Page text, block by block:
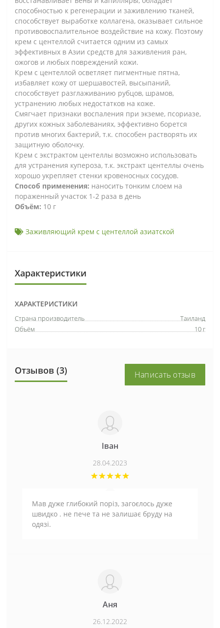
способностью к регенерации и заживлению тканей,
способствует выработке коллагена, оказывает сильное
противовоспалительное воздействие на кожу. Поэтому
крем с центеллой считается одним из самых
эффективных в Азии средств для заживления ран,
ожогов и любых повреждений кожи.
Крем с центеллой осветляет пигментные пятна,
избавляет кожу от шершавостей, высыпаний,
способствует разглаживанию рубцов, шрамов,
устранению любых недостатков на коже.
Смягчает признаки воспаления при экземе, псориазе,
других кожных заболеваниях, эффективно борется
против многих бактерий, т.к. способен растворять их
защитную оболочку.
Крем с экстрактом центеллы возможно использовать
для устранения купероза, т.к. экстракт центеллы очень
хорошо укрепляет стенки кровеносных сосудов.
Способ применения: наносить тонким слоем на
пораженный участок 1-2 раза в день
Объём: 10 г
Заживляющий крем с центеллой азиатской
Характеристики
ХАРАКТЕРИСТИКИ
Страна производитель
Таиланд
Объём
10 г
Отзывов (3) Написать отзыв
Іван
28.04.2023
Мав дуже глибокий поріз, загоєлось дуже
швидко . не пече та не залишає бруду на
одязі.
Аня
26.12.2022